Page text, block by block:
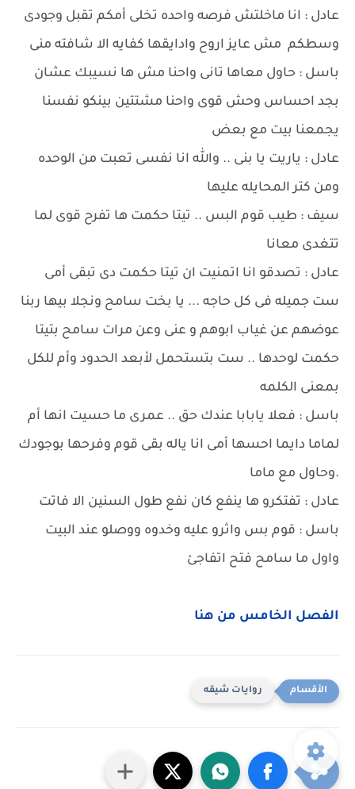
عادل : انا ماخلتش فرصه واحده تخلى أمكم تقبل وجودى
وسطكم مش عايز اروح وادايقها كفايه الا شافته منى
باسل : حاول معاها تانى واحنا مش ها نسيبك عشان
بجد احساس وحش قوى واحنا مشتتين بينكو نفسنا
يجمعنا بيت مع بعض
عادل : ياريت يا بنى .. والله انا نفسى تعبت من الوحده
ومن كتر المحايله عليها
سيف : طيب قوم البس .. تيتا حكمت ها تفرح قوى لما
تتغدى معانا
عادل : تصدقو انا اتمنيت ان تيتا حكمت دى تبقى أمى
ست جميله فى كل حاجه ... يا بخت سامح ونجلا بيها ربنا
عوضهم عن غياب ابوهم و عنى وعن مرات سامح بتيتا
حكمت لوحدها .. ست بتستحمل لأبعد الحدود وأم للكل
بمعنى الكلمه
باسل : فعلا يابابا عندك حق .. عمرى ما حسيت انها أم
لماما دايما احسها أمى انا ياله بقى قوم وفرحها بوجودك
.وحاول مع ماما
عادل : تفتكرو ها ينفع كان نفع طول السنين الا فاتت
باسل : قوم بس واثرو عليه وخدوه ووصلو عند البيت
واول ما سامح فتح اتفاجئ
الفصل الخامس من هنا
روايات شيقه